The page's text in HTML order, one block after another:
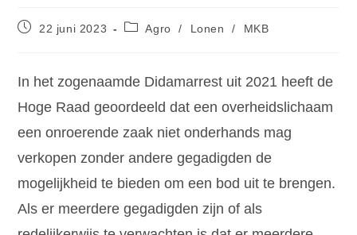
22 juni 2023 Agro / Lonen / MKB
In het zogenaamde Didamarrest uit 2021 heeft de
Hoge Raad geoordeeld dat een overheidslichaam
een onroerende zaak niet onderhands mag
verkopen zonder andere gegadigden de
mogelijkheid te bieden om een bod uit te brengen.
Als er meerdere gegadigden zijn of als